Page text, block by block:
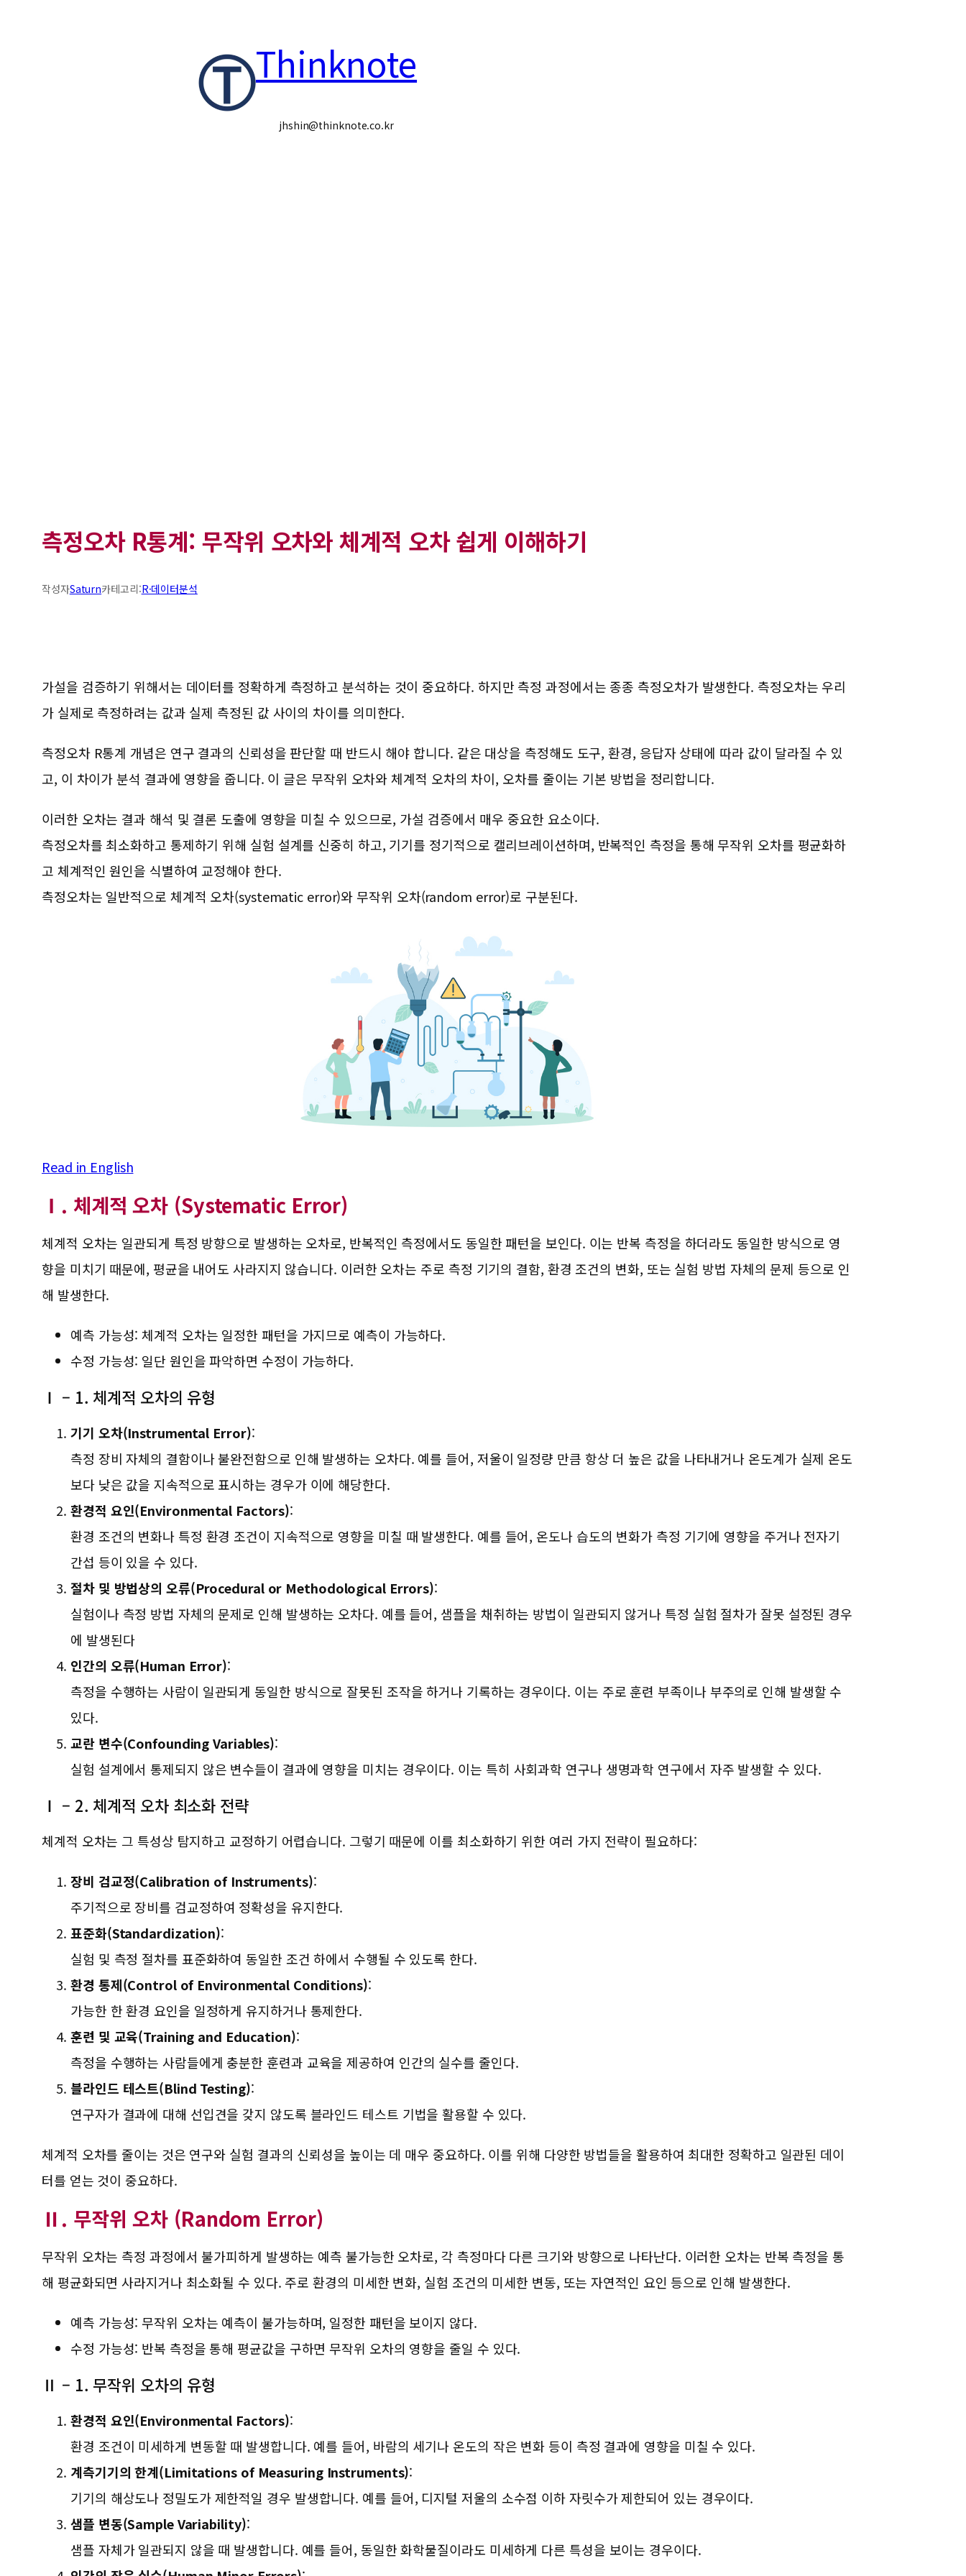
Thinknote
jhshin@thinknote.co.kr
측정오차 R통계: 무작위 오차와 체계적 오차 쉽게 이해하기
작성자Saturn카테고리:R·데이터분석
가설을 검증하기 위해서는 데이터를 정확하게 측정하고 분석하는 것이 중요하다. 하지만 측정 과정에서는 종종 측정오차가 발생한다. 측정오차는 우리
가 실제로 측정하려는 값과 실제 측정된 값 사이의 차이를 의미한다.
측정오차 R통계 개념은 연구 결과의 신뢰성을 판단할 때 반드시 해야 합니다. 같은 대상을 측정해도 도구, 환경, 응답자 상태에 따라 값이 달라질 수 있
고, 이 차이가 분석 결과에 영향을 줍니다. 이 글은 무작위 오차와 체계적 오차의 차이, 오차를 줄이는 기본 방법을 정리합니다.
이러한 오차는 결과 해석 및 결론 도출에 영향을 미칠 수 있으므로, 가설 검증에서 매우 중요한 요소이다.
측정오차를 최소화하고 통제하기 위해 실험 설계를 신중히 하고, 기기를 정기적으로 캘리브레이션하며, 반복적인 측정을 통해 무작위 오차를 평균화하
고 체계적인 원인을 식별하여 교정해야 한다.
측정오차는 일반적으로 체계적 오차(systematic error)와 무작위 오차(random error)로 구분된다.
Read in English
Ⅰ. 체계적 오차 (Systematic Error)
체계적 오차는 일관되게 특정 방향으로 발생하는 오차로, 반복적인 측정에서도 동일한 패턴을 보인다. 이는 반복 측정을 하더라도 동일한 방식으로 영
향을 미치기 때문에, 평균을 내어도 사라지지 않습니다. 이러한 오차는 주로 측정 기기의 결함, 환경 조건의 변화, 또는 실험 방법 자체의 문제 등으로 인
해 발생한다.
예측 가능성: 체계적 오차는 일정한 패턴을 가지므로 예측이 가능하다.
수정 가능성: 일단 원인을 파악하면 수정이 가능하다.
Ⅰ – 1. 체계적 오차의 유형
기기 오차(Instrumental Error):
측정 장비 자체의 결함이나 불완전함으로 인해 발생하는 오차다. 예를 들어, 저울이 일정량 만큼 항상 더 높은 값을 나타내거나 온도계가 실제 온도
보다 낮은 값을 지속적으로 표시하는 경우가 이에 해당한다.
환경적 요인(Environmental Factors):
환경 조건의 변화나 특정 환경 조건이 지속적으로 영향을 미칠 때 발생한다. 예를 들어, 온도나 습도의 변화가 측정 기기에 영향을 주거나 전자기
간섭 등이 있을 수 있다.
절차 및 방법상의 오류(Procedural or Methodological Errors):
실험이나 측정 방법 자체의 문제로 인해 발생하는 오차다. 예를 들어, 샘플을 채취하는 방법이 일관되지 않거나 특정 실험 절차가 잘못 설정된 경우
에 발생된다
인간의 오류(Human Error):
측정을 수행하는 사람이 일관되게 동일한 방식으로 잘못된 조작을 하거나 기록하는 경우이다. 이는 주로 훈련 부족이나 부주의로 인해 발생할 수
있다.
교란 변수(Confounding Variables):
실험 설계에서 통제되지 않은 변수들이 결과에 영향을 미치는 경우이다. 이는 특히 사회과학 연구나 생명과학 연구에서 자주 발생할 수 있다.
Ⅰ – 2. 체계적 오차 최소화 전략
체계적 오차는 그 특성상 탐지하고 교정하기 어렵습니다. 그렇기 때문에 이를 최소화하기 위한 여러 가지 전략이 필요하다:
장비 검교정(Calibration of Instruments):
주기적으로 장비를 검교정하여 정확성을 유지한다.
표준화(Standardization):
실험 및 측정 절차를 표준화하여 동일한 조건 하에서 수행될 수 있도록 한다.
환경 통제(Control of Environmental Conditions):
가능한 한 환경 요인을 일정하게 유지하거나 통제한다.
훈련 및 교육(Training and Education):
측정을 수행하는 사람들에게 충분한 훈련과 교육을 제공하여 인간의 실수를 줄인다.
블라인드 테스트(Blind Testing):
연구자가 결과에 대해 선입견을 갖지 않도록 블라인드 테스트 기법을 활용할 수 있다.
체계적 오차를 줄이는 것은 연구와 실험 결과의 신뢰성을 높이는 데 매우 중요하다. 이를 위해 다양한 방법들을 활용하여 최대한 정확하고 일관된 데이
터를 얻는 것이 중요하다.
Ⅱ. 무작위 오차 (Random Error)
무작위 오차는 측정 과정에서 불가피하게 발생하는 예측 불가능한 오차로, 각 측정마다 다른 크기와 방향으로 나타난다. 이러한 오차는 반복 측정을 통
해 평균화되면 사라지거나 최소화될 수 있다. 주로 환경의 미세한 변화, 실험 조건의 미세한 변동, 또는 자연적인 요인 등으로 인해 발생한다.
예측 가능성: 무작위 오차는 예측이 불가능하며, 일정한 패턴을 보이지 않다.
수정 가능성: 반복 측정을 통해 평균값을 구하면 무작위 오차의 영향을 줄일 수 있다.
Ⅱ – 1. 무작위 오차의 유형
환경적 요인(Environmental Factors):
환경 조건이 미세하게 변동할 때 발생합니다. 예를 들어, 바람의 세기나 온도의 작은 변화 등이 측정 결과에 영향을 미칠 수 있다.
계측기기의 한계(Limitations of Measuring Instruments):
기기의 해상도나 정밀도가 제한적일 경우 발생합니다. 예를 들어, 디지털 저울의 소수점 이하 자릿수가 제한되어 있는 경우이다.
샘플 변동(Sample Variability):
샘플 자체가 일관되지 않을 때 발생합니다. 예를 들어, 동일한 화학물질이라도 미세하게 다른 특성을 보이는 경우이다.